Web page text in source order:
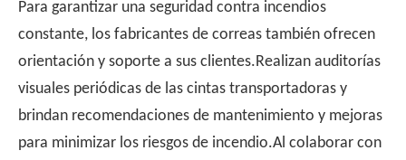
Para garantizar una seguridad contra incendios
constante, los fabricantes de correas también ofrecen
orientación y soporte a sus clientes.Realizan auditorías
visuales periódicas de las cintas transportadoras y
brindan recomendaciones de mantenimiento y mejoras
para minimizar los riesgos de incendio.Al colaborar con